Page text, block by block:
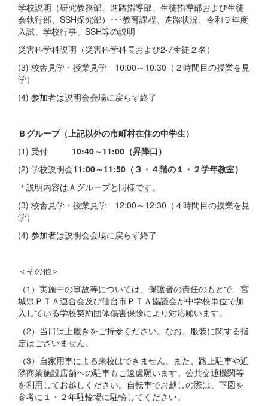
学校説明（研究教務部、進路指導部、生徒指導部および生徒
会執行部、SSH探究部）･･･教育課程、進路状況、令和９年度
入試、学校行事、SSH等の説明
災害科学科説明（災害科学科長および2-7生徒２名）
(3) 校舎見学・授業見学 10:00～10:30（２時間目の授業を見
学）
(4) 参加者は説明会会場に戻らず終了
Ｂグループ（上記以外の市町村在住の中学生）
(1) 受付 10:40～11:00（昇降口）
(2) 学校説明会11:00～11:50（３・４階の１・２学年教室）
＊説明内容はＡグループと同様です。
(3) 校舎見学・授業見学 12:00～12:30（４時間目の授業を見
学）
(4) 参加者は説明会会場に戻らず終了
＜その他＞
（1）実施中の事故等については、保護者の責任のもとで、宮
城県ＰＴＡ連合会及び仙台市ＰＴＡ協議会が中学校単位で加
入している学校契約団体傷害保険により対応願います。
（2）当日は上履きをご持参ください。なお、服装に関する指
定はございません。
（3）自家用車による来校はできません。また、路上駐車や近
隣商業施設店舗への駐車もご遠慮願います。公共交通機関等
を利用してお越しください。自転車でお越しの際は、下図を
参考に１・２年駐輪場に駐輪してください。